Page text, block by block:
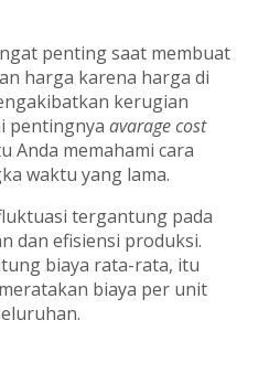
penting saat membuat
harga karena harga di
kerugian
pentingnya avarage cost
Anda memahami cara
waktu yang lama.
tergantung pada
dan efisiensi produksi.
biaya rata-rata, itu
biaya per unit